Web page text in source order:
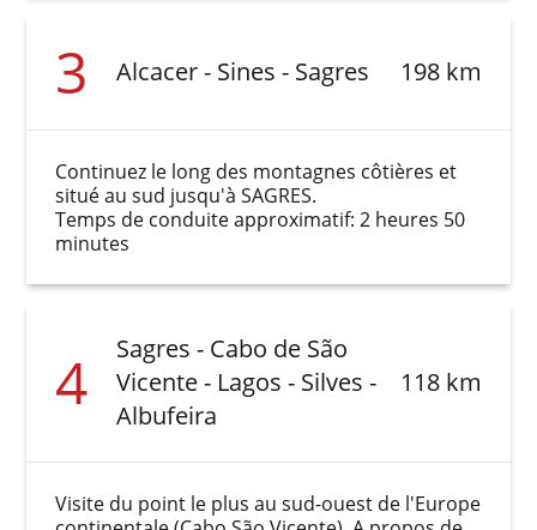
3 Alcacer - Sines - Sagres 198 km
Continuez le long des montagnes côtières et
situé au sud jusqu'à SAGRES.
Temps de conduite approximatif: 2 heures 50
minutes
4
Sagres - Cabo de São
Vicente - Lagos - Silves -
Albufeira
118 km
Visite du point le plus au sud-ouest de l'Europe